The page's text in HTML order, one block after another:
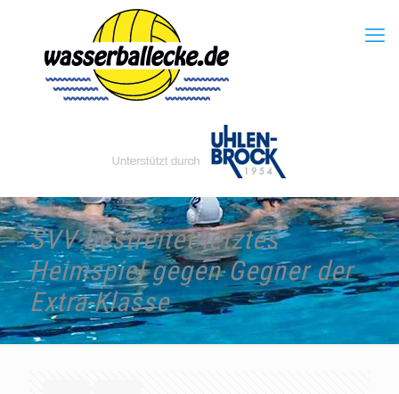
SVV bestreitet letztes
Heimspiel gegen Gegner der
Extra-Klasse